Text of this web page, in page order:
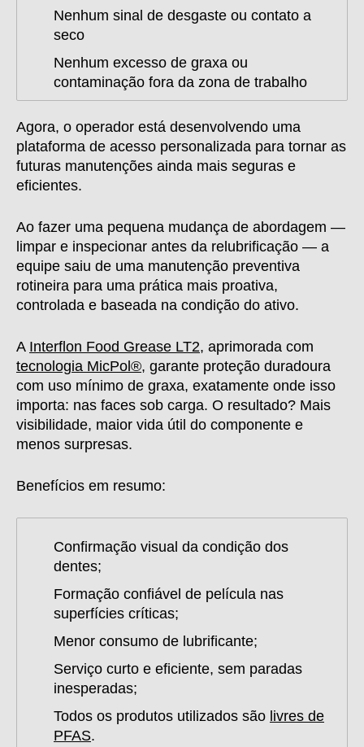
Nenhum sinal de desgaste ou contato a
seco
Nenhum excesso de graxa ou
contaminação fora da zona de trabalho
Agora, o operador está desenvolvendo uma
plataforma de acesso personalizada para tornar as
futuras manutenções ainda mais seguras e
eficientes.
Ao fazer uma pequena mudança de abordagem —
limpar e inspecionar antes da relubrificação — a
equipe saiu de uma manutenção preventiva
rotineira para uma prática mais proativa,
controlada e baseada na condição do ativo.
A Interflon Food Grease LT2, aprimorada com
tecnologia MicPol®, garante proteção duradoura
com uso mínimo de graxa, exatamente onde isso
importa: nas faces sob carga. O resultado? Mais
visibilidade, maior vida útil do componente e
menos surpresas.
Benefícios em resumo:
Confirmação visual da condição dos
dentes;
Formação confiável de película nas
superfícies críticas;
Menor consumo de lubrificante;
Serviço curto e eficiente, sem paradas
inesperadas;
Todos os produtos utilizados são livres de
PFAS.